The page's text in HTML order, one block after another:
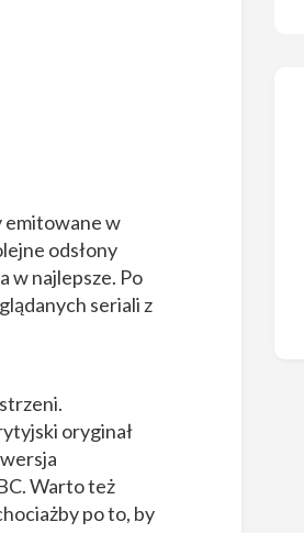
emitowane w
odsłony
w najlepsze. Po
seriali z
oryginał
Warto też
po to, by